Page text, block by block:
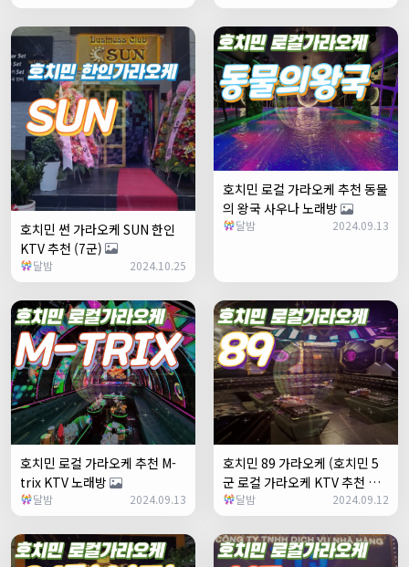
호치민 썬 가라오케 SUN 한인
KTV 추천 (7군)
달밤 2024.10.25
호치민 로컬 가라오케 추천 동물
의 왕국 사우나 노래방
달밤 2024.09.13
호치민 로컬 가라오케 추천 M-
trix KTV 노래방
달밤 2024.09.13
호치민 89 가라오케 (호치민 5
군 로컬 가라오케 KTV 추천 주
대 예약)
달밤 2024.09.12